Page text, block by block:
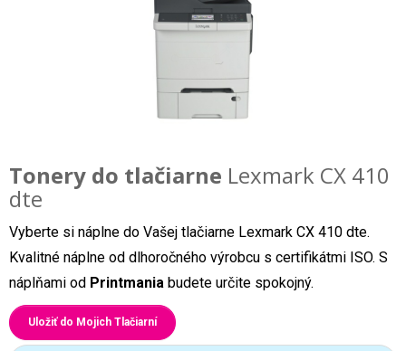
Tonery do tlačiarne Lexmark CX 410
dte
Vyberte si náplne do Vašej tlačiarne Lexmark CX 410 dte.
Kvalitné náplne od dlhoročného výrobcu s certifikátmi ISO. S
náplňami od Printmania budete určite spokojný.
Uložiť do Mojich Tlačiarní